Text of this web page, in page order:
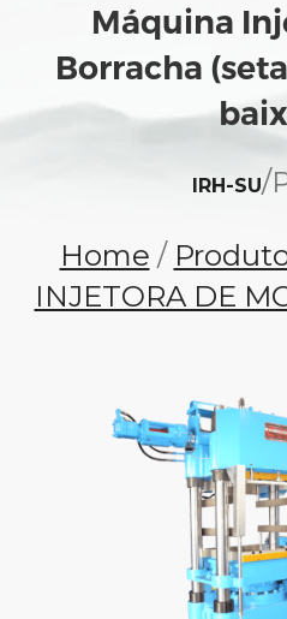
PRODUTOS
NOTÍCIA
VIDEO
LANGUAGE
ESPAÑOL
PORTUGUÊS
Máquina
Borracha
IRH-SU/
Home /
INJETORA DE